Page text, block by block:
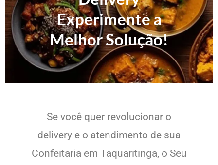
Experimente a
Melhor Solução!
Se você quer revolucionar o
delivery e o atendimento de sua
Confeitaria em Taquaritinga, o Seu